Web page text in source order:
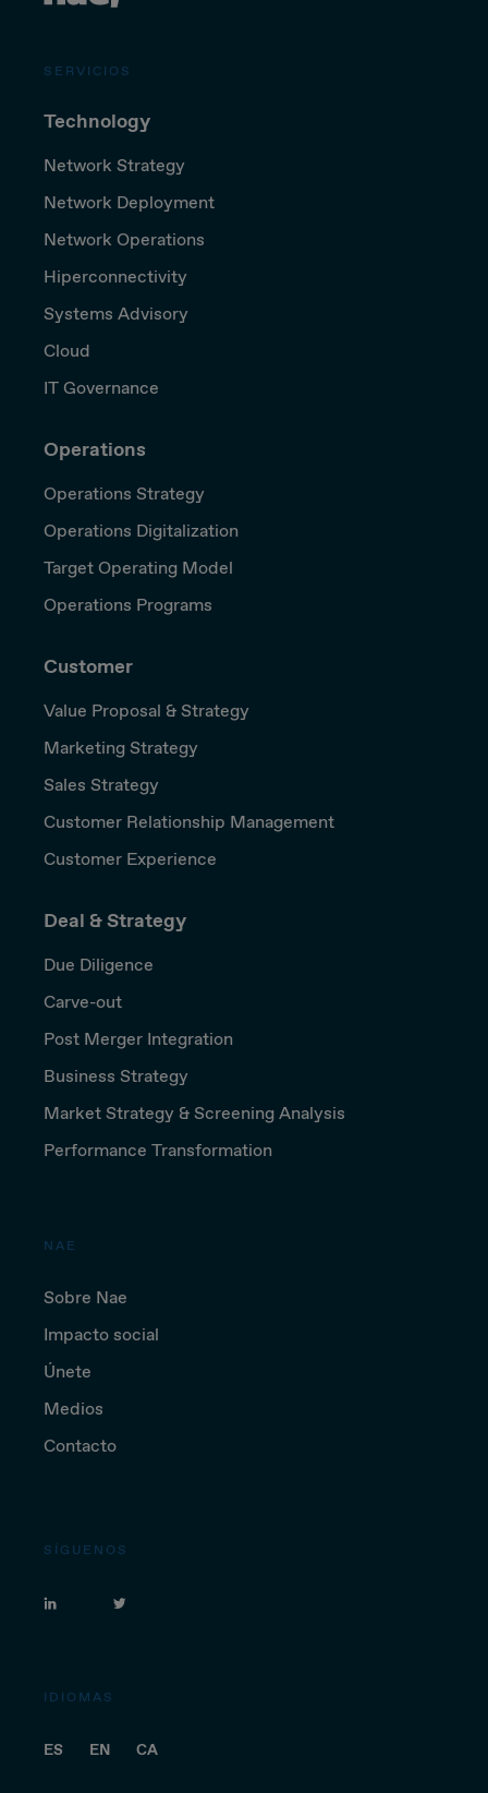
SERVICIOS
Technology
Network Strategy
Network Deployment
Network Operations
Hiperconnectivity
Systems Advisory
Cloud
IT Governance
Operations
Operations Strategy
Operations Digitalization
Target Operating Model
Operations Programs
Customer
Value Proposal & Strategy
Marketing Strategy
Sales Strategy
Customer Relationship Management
Customer Experience
Deal & Strategy
Due Diligence
Carve-out
Post Merger Integration
Business Strategy
Market Strategy & Screening Analysis
Performance Transformation
NAE
Sobre Nae
Impacto social
Únete
Medios
Contacto
SÍGUENOS
IDIOMAS
ES EN CA